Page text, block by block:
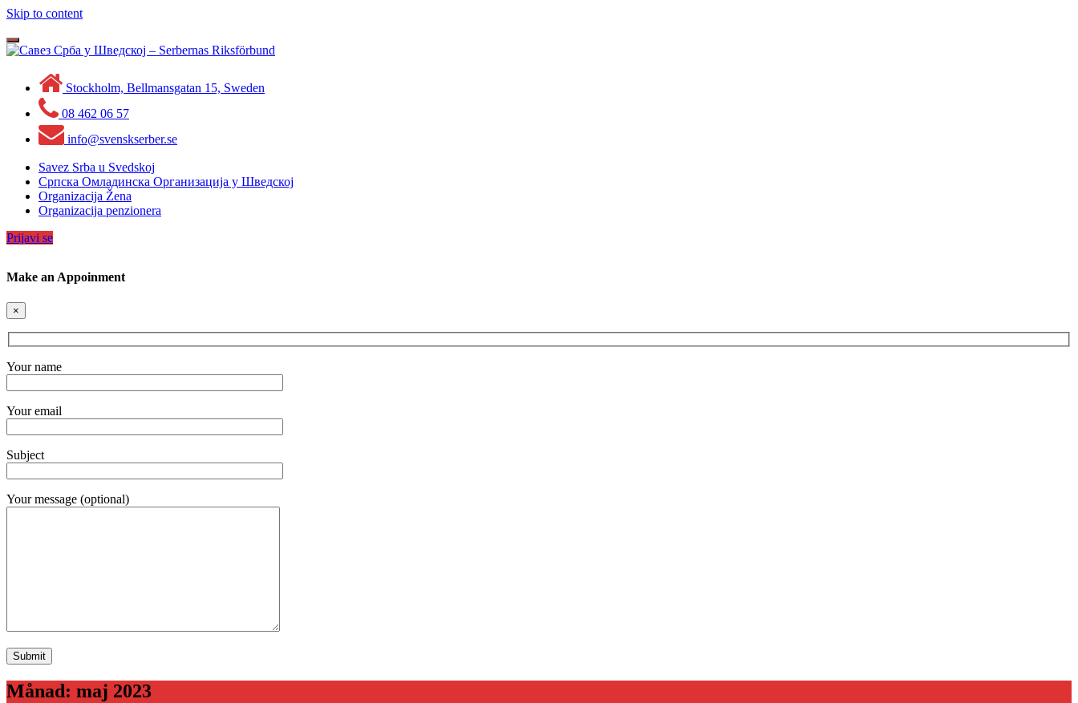
Skip to content
Toggle
navigation
Stockholm, Bellmansgatan 15, Sweden
08 462 06 57
info@svenskserber.se
Savez Srba u Svedskoj
Српска Омладинска Организација у Шведској
Organizacija Žena
Organizacija penzionera
Prijavi se
Make an Appoinment
×
Your name
Your email
Subject
Your message (optional)
Månad: maj 2023